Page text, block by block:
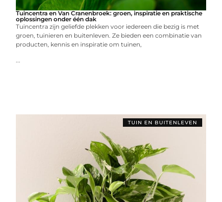
Tuincentra en Van Cranenbroek: groen, inspiratie en praktische
oplossingen onder één dak
Tuincentra zijn geliefde plekken voor iedereen die bezig is met
groen, tuinieren en buitenleven. Ze bieden een combinatie van
producten, kennis en inspiratie om tuinen,
...
TUIN EN BUITENLEVEN